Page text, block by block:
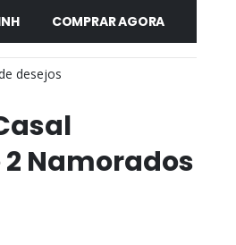
COMPRAR AGORA
desejos
2 Namorados